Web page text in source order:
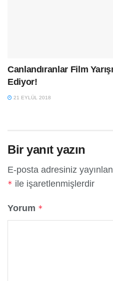
Canlandıranlar Film
Ediyor!
21 EYLÜL 2018
Bir yanıt yazın
E-posta adresiniz
* ile işaretlenmişlerdir
Yorum *